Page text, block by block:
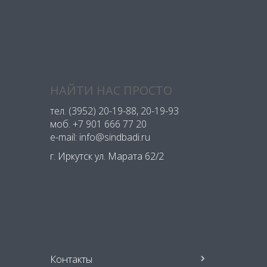
НАЙТИ НАС ПРОСТО
тел. (3952) 20-19-88, 20-19-93
моб. +7 901 666 77 20
e-mail: info@sindbadi.ru
г. Иркутск ул. Марата 62/2
Контакты